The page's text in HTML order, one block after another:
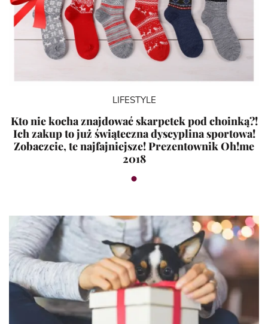
LIFESTYLE
Kto nie kocha znajdować skarpetek pod choinką?!
Ich zakup to już świąteczna dyscyplina sportowa!
Zobaczcie, te najfajniejsze! Prezentownik Oh!me
2018